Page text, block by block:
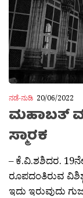
ನಡೆ-ನುಡಿ 20/06/2022
ಮಹಾಬತ್
ಸ್ಮಾರಕ
– ಕೆ.ವಿ.ಶಶಿದರ.
ರೂಪದಂತಿರುವ
ಇದು ಇರುವುದು